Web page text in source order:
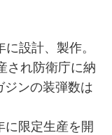
に設計、製作。
され防衛庁に納
ンの装弾数は
に限定生産を開